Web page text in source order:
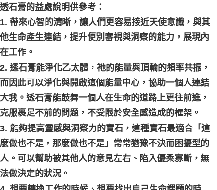
透石膏的益處說明供參考：
1. 帶來心智的清晰，讓人們更容易接近天使意識，與其
他生命產生連結，提升便別審視與洞察的能力，展現內
在工作。
2. 透石膏能淨化乙太體，祂的能量與頂輪的頻率共振，
而因此可以淨化與開啟這個能量中心，協助一個人連結
大我。透石膏能鼓舞一個人在生命的道路上更往前進，
克服裹足不前的問題，不受限於安全感造成的框架。
3. 能夠提高靈感與洞察力的寶石，這種寶石最適合「這
麼做也不是，那麼做也不是」常常猶豫不決而困擾型的
人。可以幫助被其他人的意見左右、陷入優柔寡斷，無
法做決定的狀況。